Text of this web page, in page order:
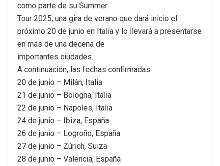
como parte de su Summer
Tour 2025, una gira de verano que dará inicio el
próximo 20 de junio en Italia y lo llevará a presentarse
en más de una decena de
importantes ciudades.
A continuación, las fechas confirmadas:
20 de junio – Milán, Italia
21 de junio – Bologna, Italia
22 de junio – Nápoles, Italia
24 de junio – Ibiza, España
26 de junio – Logroño, España
27 de junio – Zúrich, Suiza
28 de junio – Valencia, España